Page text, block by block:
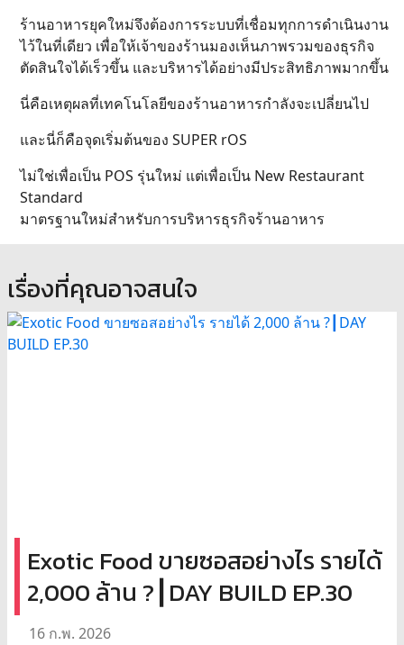
ร้านอาหารยุคใหม่จึงต้องการระบบที่เชื่อมทุกการดำเนินงาน
ไว้ในที่เดียว เพื่อให้เจ้าของร้านมองเห็นภาพรวมของธุรกิจ
ตัดสินใจได้เร็วขึ้น และบริหารได้อย่างมีประสิทธิภาพมากขึ้น
นี่คือเหตุผลที่เทคโนโลยีของร้านอาหารกำลังจะเปลี่ยนไป
และนี่ก็คือจุดเริ่มต้นของ SUPER rOS
ไม่ใช่เพื่อเป็น POS รุ่นใหม่ แต่เพื่อเป็น New Restaurant
Standard
มาตรฐานใหม่สำหรับการบริหารธุรกิจร้านอาหาร
เรื่องที่คุณอาจสนใจ
Exotic Food ขายซอสอย่างไร รายได้
2,000 ล้าน ?┃DAY BUILD EP.30
16 ก.พ. 2026